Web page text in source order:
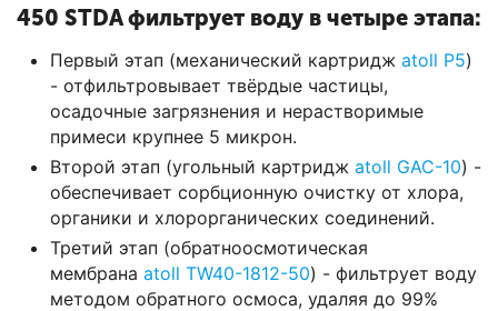
450 STDA фильтрует воду в четыре этапа:
Первый этап (механический картридж atoll P5)
- отфильтровывает твёрдые частицы,
осадочные загрязнения и нерастворимые
примеси крупнее 5 микрон.
Второй этап (угольный картридж atoll GAC-10) -
обеспечивает сорбционную очистку от хлора,
органики и хлорорганических соединений.
Третий этап (обратноосмотическая
мембрана atoll TW40-1812-50) - фильтрует воду
методом обратного осмоса, удаляя до 99%